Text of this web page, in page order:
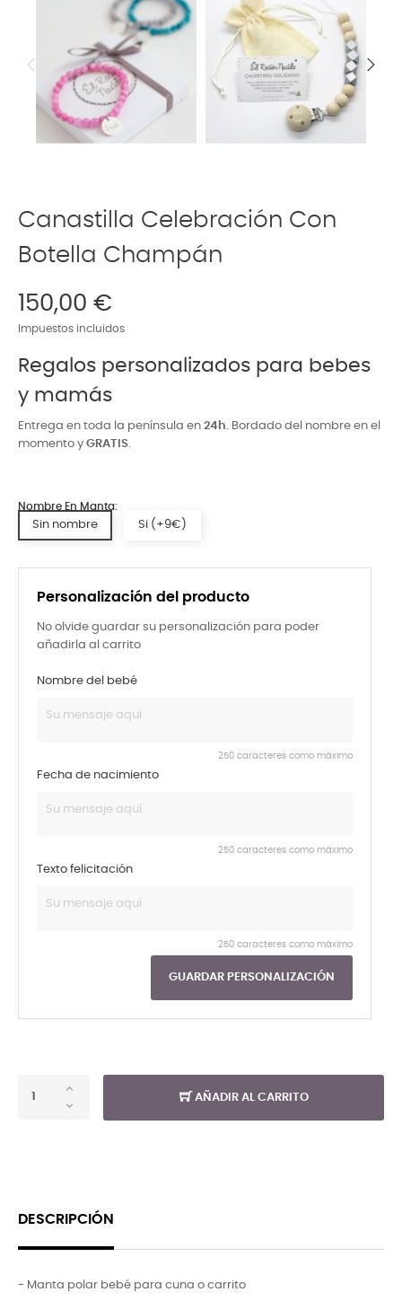
Canastilla Celebración Con
Botella Champán
150,00 €
Impuestos incluidos
Regalos personalizados para bebes
y mamás
Entrega en toda la península en 24h. Bordado del nombre en el
momento y GRATIS.
Personalización del producto
No olvide guardar su personalización para poder
añadirla al carrito
Nombre del bebé
250 caracteres como máximo
Fecha de nacimiento
250 caracteres como máximo
Texto felicitación
250 caracteres como máximo
GUARDAR PERSONALIZACIÓN
Nombre En Manta:
Sin nombre Si (+9€)
AÑADIR AL CARRITO
DESCRIPCIÓN
- Manta polar bebé para cuna o carrito